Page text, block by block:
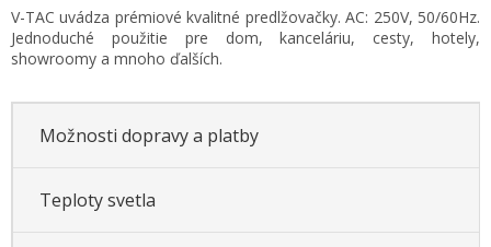
V-TAC uvádza prémiové kvalitné predlžovačky. AC: 250V, 50/60Hz.
Jednoduché použitie pre dom, kanceláriu, cesty, hotely,
showroomy a mnoho ďalších.
Možnosti dopravy a platby
Teploty svetla